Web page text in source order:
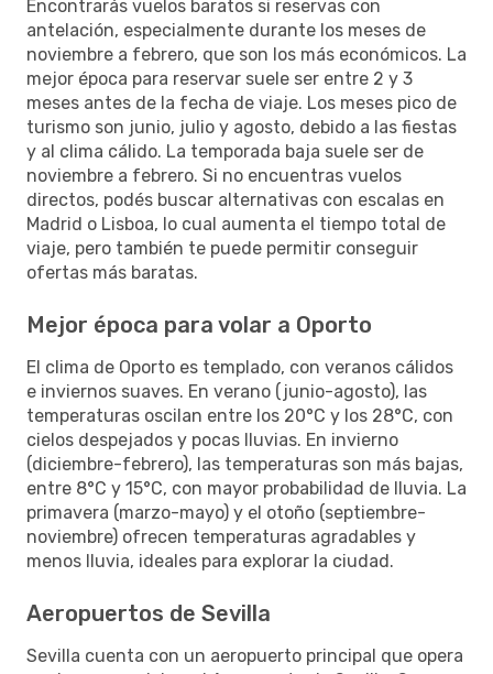
Encontrarás vuelos baratos si reservas con
antelación, especialmente durante los meses de
noviembre a febrero, que son los más económicos. La
mejor época para reservar suele ser entre 2 y 3
meses antes de la fecha de viaje. Los meses pico de
turismo son junio, julio y agosto, debido a las fiestas
y al clima cálido. La temporada baja suele ser de
noviembre a febrero. Si no encuentras vuelos
directos, podés buscar alternativas con escalas en
Madrid o Lisboa, lo cual aumenta el tiempo total de
viaje, pero también te puede permitir conseguir
ofertas más baratas.
Mejor época para volar a Oporto
El clima de Oporto es templado, con veranos cálidos
e inviernos suaves. En verano (junio-agosto), las
temperaturas oscilan entre los 20°C y los 28°C, con
cielos despejados y pocas lluvias. En invierno
(diciembre-febrero), las temperaturas son más bajas,
entre 8°C y 15°C, con mayor probabilidad de lluvia. La
primavera (marzo-mayo) y el otoño (septiembre-
noviembre) ofrecen temperaturas agradables y
menos lluvia, ideales para explorar la ciudad.
Aeropuertos de Sevilla
Sevilla cuenta con un aeropuerto principal que opera